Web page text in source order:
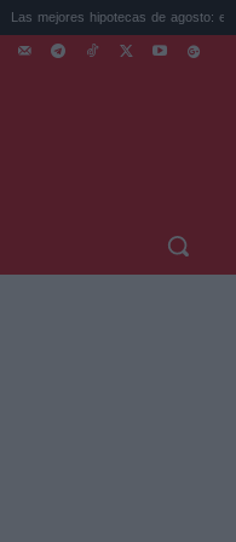
de agosto: el TAE más compet...